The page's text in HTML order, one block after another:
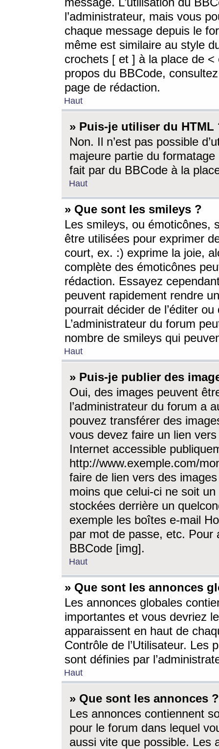
l’administrateur, mais vous
chaque message depuis le
même est similaire au style
crochets [ et ] à la place de <
propos du BBCode,
page de rédaction.
Haut
» Puis-je utiliser du HTML
Non. Il n’est pas possible
majeure partie du
fait par du BBCode à la
Haut
» Que sont les smileys ?
Les smileys, ou émoticônes,
être utilisées pour exprimer
court, ex. :) exprime la joie,
complète des émoticônes
rédaction. Essayez
peuvent rapidement rendre
pourrait décider de l’éditer
L’administrateur du forum
nombre de smileys qui
Haut
» Puis-je publier des
Oui, des images peuvent
l’administrateur du forum a
pouvez transférer des
vous devez faire un lien
Internet accessible
http://www.exemple.com/
faire de lien vers des
moins que celui-ci ne soit
stockées derrière un
exemple les boîtes e-mail
par mot de passe, etc. Pour
BBCode [img].
Haut
» Que sont les annonces
Les annonces globales
importantes et vous devriez
apparaissent en haut de
Contrôle de l’Utilisateur. Les
sont définies par
Haut
» Que sont les annonces ?
Les annonces contiennent
pour le forum dans lequel
aussi vite que possible. Les